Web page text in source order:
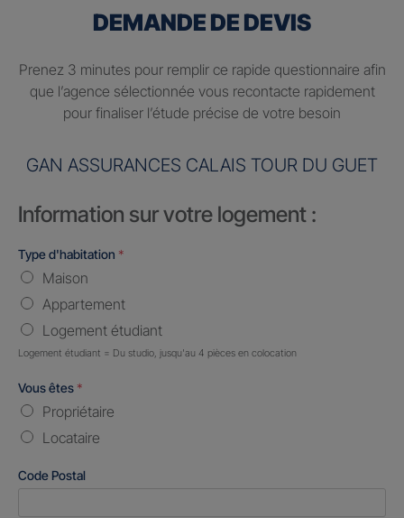
DEMANDE DE DEVIS
Prenez 3 minutes pour remplir ce rapide questionnaire afin
que l’agence sélectionnée vous recontacte rapidement
pour finaliser l’étude précise de votre besoin
GAN ASSURANCES CALAIS TOUR DU GUET
Information sur votre logement :
Type d'habitation *
Maison
Appartement
Logement étudiant
Logement étudiant = Du studio, jusqu'au 4 pièces en colocation
Vous êtes *
Propriétaire
Locataire
Code Postal